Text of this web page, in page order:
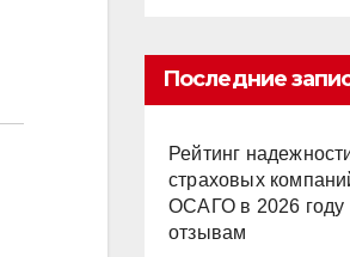
Последние
Рейтинг
страховых
ОСАГО в 2026 году
отзывам